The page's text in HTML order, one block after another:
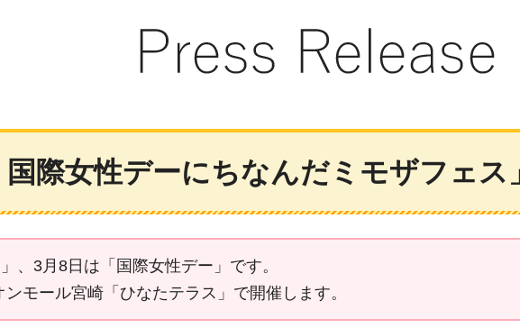
国際女性デーにちなんだミモザフェス
、3月8日は「国際女性デー」です。
モール宮崎「ひなたテラス」で開催します。